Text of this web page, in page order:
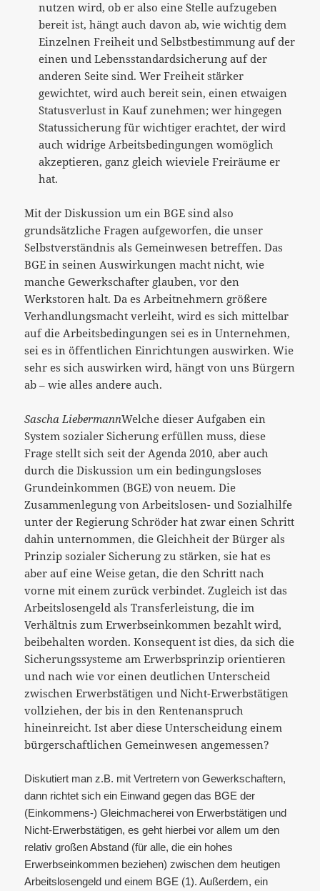
nutzen wird, ob er also eine Stelle aufzugeben
bereit ist, hängt auch davon ab, wie wichtig dem
Einzelnen Freiheit und Selbstbestimmung auf der
einen und Lebensstandardsicherung auf der
anderen Seite sind. Wer Freiheit stärker
gewichtet, wird auch bereit sein, einen etwaigen
Statusverlust in Kauf zunehmen; wer hingegen
Statussicherung für wichtiger erachtet, der wird
auch widrige Arbeitsbedingungen womöglich
akzeptieren, ganz gleich wieviele Freiräume er
hat.
Mit der Diskussion um ein BGE sind also
grundsätzliche Fragen aufgeworfen, die unser
Selbstverständnis als Gemeinwesen betreffen. Das
BGE in seinen Auswirkungen macht nicht, wie
manche Gewerkschafter glauben, vor den
Werkstoren halt. Da es Arbeitnehmern größere
Verhandlungsmacht verleiht, wird es sich mittelbar
auf die Arbeitsbedingungen sei es in Unternehmen,
sei es in öffentlichen Einrichtungen auswirken. Wie
sehr es sich auswirken wird, hängt von uns Bürgern
ab – wie alles andere auch.
Sascha LiebermannWelche dieser Aufgaben ein
System sozialer Sicherung erfüllen muss, diese
Frage stellt sich seit der Agenda 2010, aber auch
durch die Diskussion um ein bedingungsloses
Grundeinkommen (BGE) von neuem. Die
Zusammenlegung von Arbeitslosen- und Sozialhilfe
unter der Regierung Schröder hat zwar einen Schritt
dahin unternommen, die Gleichheit der Bürger als
Prinzip sozialer Sicherung zu stärken, sie hat es
aber auf eine Weise getan, die den Schritt nach
vorne mit einem zurück verbindet. Zugleich ist das
Arbeitslosengeld als Transferleistung, die im
Verhältnis zum Erwerbseinkommen bezahlt wird,
beibehalten worden. Konsequent ist dies, da sich die
Sicherungssysteme am Erwerbsprinzip orientieren
und nach wie vor einen deutlichen Unterscheid
zwischen Erwerbstätigen und Nicht-Erwerbstätigen
vollziehen, der bis in den Rentenanspruch
hineinreicht. Ist aber diese Unterscheidung einem
bürgerschaftlichen Gemeinwesen angemessen?
Diskutiert man z.B. mit Vertretern von Gewerkschaftern,
dann richtet sich ein Einwand gegen das BGE der
(Einkommens-) Gleichmacherei von Erwerbstätigen und
Nicht-Erwerbstätigen, es geht hierbei vor allem um den
relativ großen Abstand (für alle, die ein hohes
Erwerbseinkommen beziehen) zwischen dem heutigen
Arbeitslosengeld und einem BGE (1). Außerdem, ein